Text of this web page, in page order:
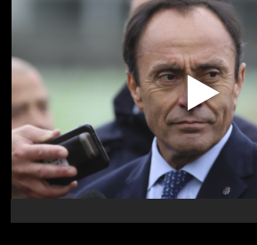
Play
Video